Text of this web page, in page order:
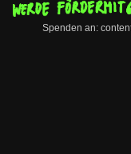
Spenden an: